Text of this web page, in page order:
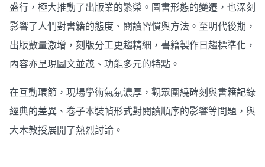
盛行，極大推動了出版業的繁榮。圖書形態的變遷，也深刻
影響了人們對書籍的態度、閱讀習慣與方法。至明代後期，
出版數量激增，刻版分工更趨精細，書籍製作日趨標準化，
內容亦呈現圖文並茂、功能多元的特點。
在互動環節，現場學術氣氛濃厚，觀眾圍繞碑刻與書籍記錄
經典的差異、卷子本裝幀形式對閱讀順序的影響等問題，與
大木教授展開了熱烈討論。